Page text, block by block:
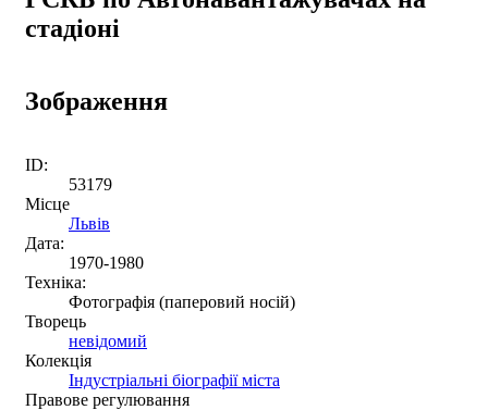
стадіоні
Зображення
ID:
53179
Місце
Львів
Дата:
1970-1980
Техніка:
Фотографія (паперовий носій)
Творець
невідомий
Колекція
Індустріальні біографії міста
Правове регулювання